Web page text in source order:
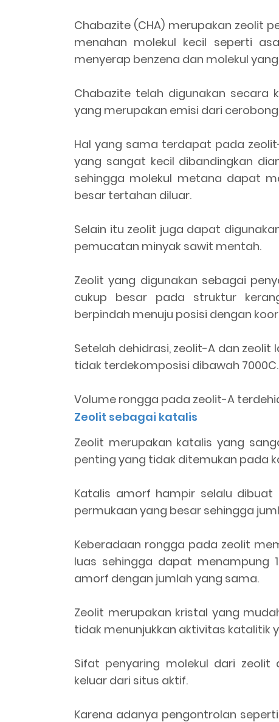
Chabazite (CHA) merupakan zeolit
menahan molekul kecil seperti
menyerap benzena dan molekul
Chabazite telah digunakan secara
yang merupakan emisi dari
Hal yang sama terdapat pada
yang sangat kecil dibandingkan
sehingga molekul metana dapat
besar tertahan diluar.
Selain itu zeolit juga dapat
pemucatan minyak sawit mentah.
Zeolit yang digunakan sebagai
cukup besar pada struktur
berpindah menuju posisi dengan
Setelah dehidrasi, zeolit-A dan
tidak terdekomposisi dibawah 7000C.
Volume rongga pada zeolit-A
Zeolit sebagai katalis
Zeolit merupakan katalis yang
penting yang tidak ditemukan pada
Katalis amorf hampir selalu
permukaan yang besar sehingga
Keberadaan rongga pada zeolit
luas sehingga dapat menampung
amorf dengan jumlah yang sama.
Zeolit merupakan kristal yang
tidak menunjukkan aktivitas katalitik
Sifat penyaring molekul dari
keluar dari situs aktif.
Karena adanya pengontrolan